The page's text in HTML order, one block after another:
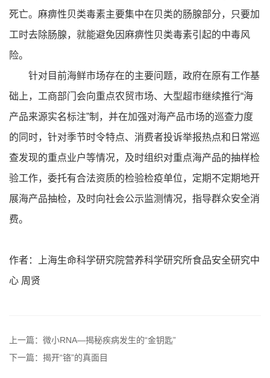
死亡。麻痹性贝类毒素主要集中在贝类的肠腺部分，只要加
工时去除肠腺，就能避免因麻痹性贝类毒素引起的中毒风
险。
针对目前海鲜市场存在的主要问题，政府在原有工作基
础上，工商部门会向重点农贸市场、大型超市继续推行“海
产品来源实名标注”制，并在加强对海产品市场的巡查力度
的同时，针对季节时令特点、消费者投诉举报热点和日常巡
查发现的重点业户等情况，及时组织对重点海产品的抽样检
验工作，委托有合法资质的检验检疫单位，定期不定期地开
展海产品抽检，及时向社会公示监测情况，指导群众安全消
费。
作者：上海生命科学研究院营养科学研究所食品安全研究中
心 周贤
上一篇：微小RNA—揭秘疾病发生的“金钥匙”
下一篇：揭开“铬”的真面目